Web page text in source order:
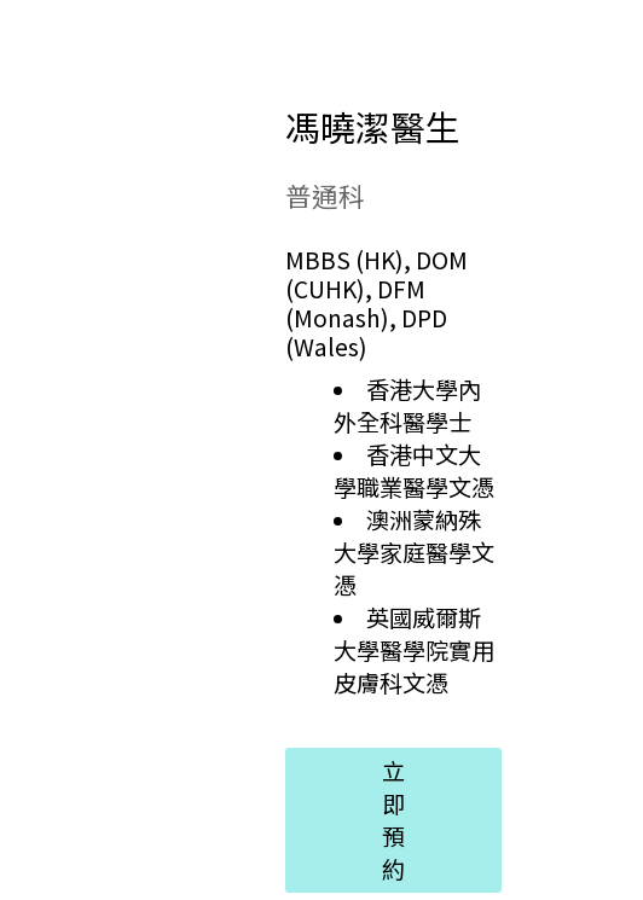
馮曉潔醫生
普通科
MBBS (HK), DOM
(CUHK), DFM
(Monash), DPD
(Wales)
香港大學內
外全科醫學士
香港中文大
學職業醫學文憑
澳洲蒙納殊
大學家庭醫學文
憑
英國威爾斯
大學醫學院實用
皮膚科文憑
立
即
預
約